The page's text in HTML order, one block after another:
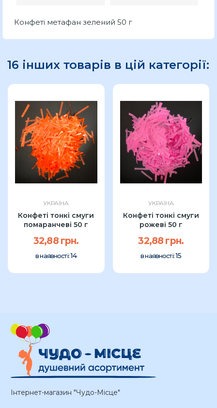
Конфеті метафан зелений 50 г
16 інших товарів в цій категорії:
УКРАЇНА
Конфеті тонкі смуги
помаранчеві 50 г
32,88 грн.
в наявності:14
УКРАЇНА
Конфеті тонкі смуги
рожеві 50 г
32,88 грн.
в наявності:15
Інтернет-магазин "Чудо-Місце"